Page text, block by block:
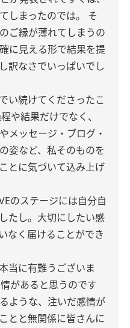
しまったのでは。
そ
ご縁が薄れてしまうの
に見える形で結果を提
訳なさでいっぱいでし
い続けてくださったこ
や結果だけでなく、
メッセージ・ブログ・
姿など、私そのものを
とに気づいて込み上げ
のステージには自分自
たし。大切にしたい感
なく届けることができ
当に有難うございま
があると思うのです
ような、注いだ感情が
とと無関係に皆さんに